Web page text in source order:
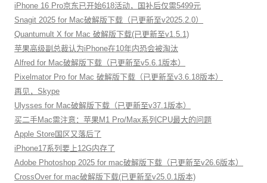
iPhone 16 Pro京东已开始618活动，国补后仅需5499元
Snagit 2025 for Mac破解版下载（已更新至v2025.2.0）
Quantumult X for Mac 破解版下载(已更新至v1.5.1)
苹果高级副总裁认为iPhone在10年内恐会被淘汰
Alfred for Mac破解版下载（已更新至v5.6.1版本）
Pixelmator Pro for Mac 破解版下载（已更新至v3.6.18版本）
再见，Skype
Ulysses for Mac破解版下载（已更新至v37.1版本）
买二手Mac需注意：苹果M1 Pro/Max系列CPU最大的问题
Apple Store国区又落后了
iPhone17系列要上12G内存了
Adobe Photoshop 2025 for mac破解版下载（已更新至v26.6版本）
CrossOver for mac破解版下载(已更新至v25.0.1版本)